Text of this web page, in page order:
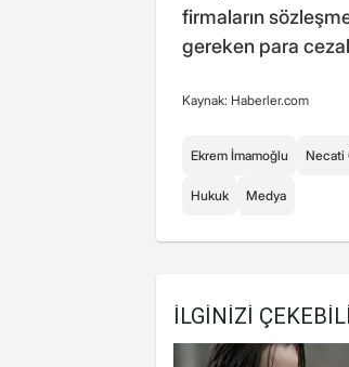
firmaların
gereken para
Kaynak: Haberler.com
Ekrem İmamoğlu Necati
Hukuk Medya